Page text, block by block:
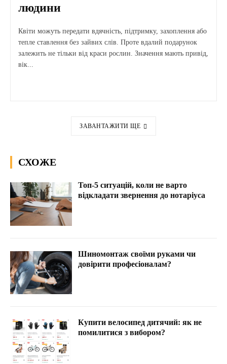
людини
Квіти можуть передати вдячність, підтримку, захоплення або
тепле ставлення без зайвих слів. Проте вдалий подарунок
залежить не тільки від краси рослин. Значення мають привід,
вік...
ЗАВАНТАЖИТИ ЩЕ
СХОЖЕ
Топ-5 ситуацій, коли не варто
відкладати звернення до нотаріуса
Шиномонтаж своїми руками чи
довірити професіоналам?
Купити велосипед дитячий: як не
помилитися з вибором?